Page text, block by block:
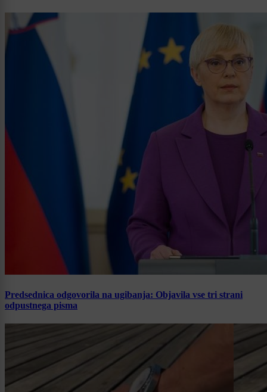
Predsednica odgovorila na ugibanja: Objavila vse tri strani
odpustnega pisma